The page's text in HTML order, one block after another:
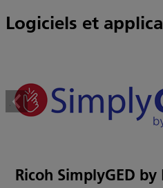
Logiciels et
Ricoh SimplyGED